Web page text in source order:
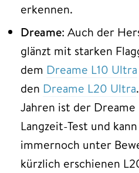
erkennen.
Dreame: Auch der
glänzt mit starken
dem Dreame L10 Ultra
den Dreame L20 Ultra
Jahren ist der Dreame
Langzeit-Test und
immernoch unter
kürzlich erschienen